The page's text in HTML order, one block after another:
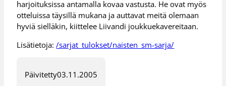
harjoituksissa antamalla kovaa vastusta. He ovat myös
otteluissa täysillä mukana ja auttavat meitä olemaan
hyviä sielläkin, kiittelee Liivandi joukkuekavereitaan.
Lisätietoja:/sarjat_tulokset/naisten_sm-sarja/
Päivitetty03.11.2005